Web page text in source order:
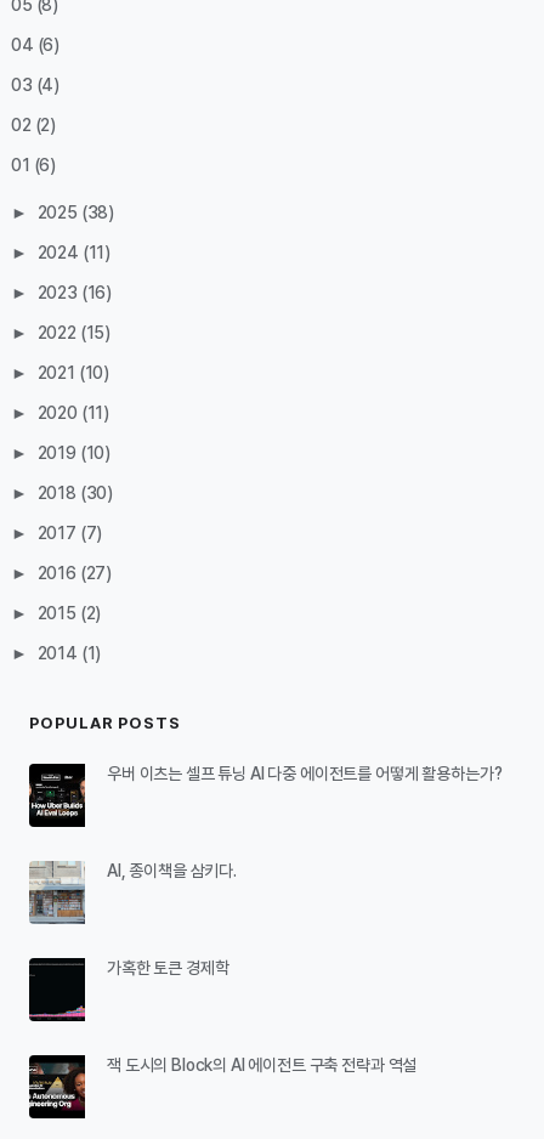
05 (8)
04 (6)
03 (4)
02 (2)
01 (6)
► 2025 (38)
► 2024 (11)
► 2023 (16)
► 2022 (15)
► 2021 (10)
► 2020 (11)
► 2019 (10)
► 2018 (30)
► 2017 (7)
► 2016 (27)
► 2015 (2)
► 2014 (1)
POPULAR POSTS
우버 이츠는 셀프 튜닝 AI 다중 에이전트를 어떻게 활용하는가?
AI, 종이책을 삼키다.
가혹한 토큰 경제학
잭 도시의 Block의 AI 에이전트 구축 전략과 역설